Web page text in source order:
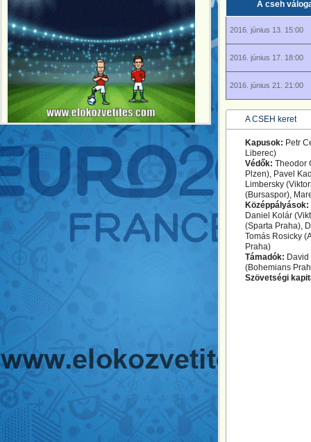
A cseh
2016. június 13. 15:00
2016. június 17. 18:00
2016. június 21. 21:00
A CSEH keret
Kapusok: Petr
Liberec)
Védők: Theodor
Plzen), Pavel
Limbersky
(Bursaspor),
Középpályások:
Daniel Kolár
(Sparta Praha),
Tomás Rosicky
Praha)
Támadók:
(Bohemians
Szövetségi